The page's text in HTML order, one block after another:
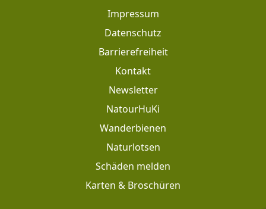
Footer: Meta Navigation
Impressum
Datenschutz
Barrierefreiheit
Kontakt
Newsletter
NatourHuKi
Wanderbienen
Naturlotsen
Schäden melden
Karten & Broschüren